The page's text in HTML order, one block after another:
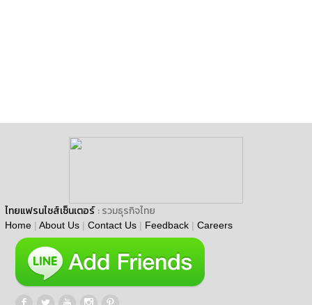
ไทยแฟรนไชส์เซ็นเตอร์ : รวมธุรกิจไทย
Home | About Us | Contact Us | Feedback | Careers